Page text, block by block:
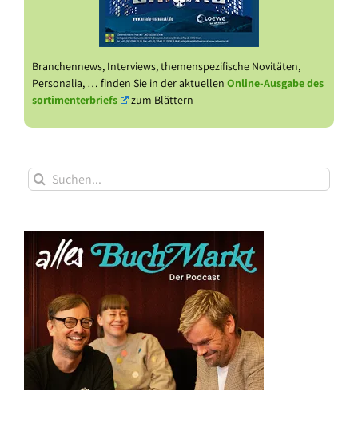
Branchennews, Interviews, themenspezifische Novitäten,
Personalia, … finden Sie in der aktuellen Online-Ausgabe des
sortimenterbriefs
zum Blättern
Suche
nach: